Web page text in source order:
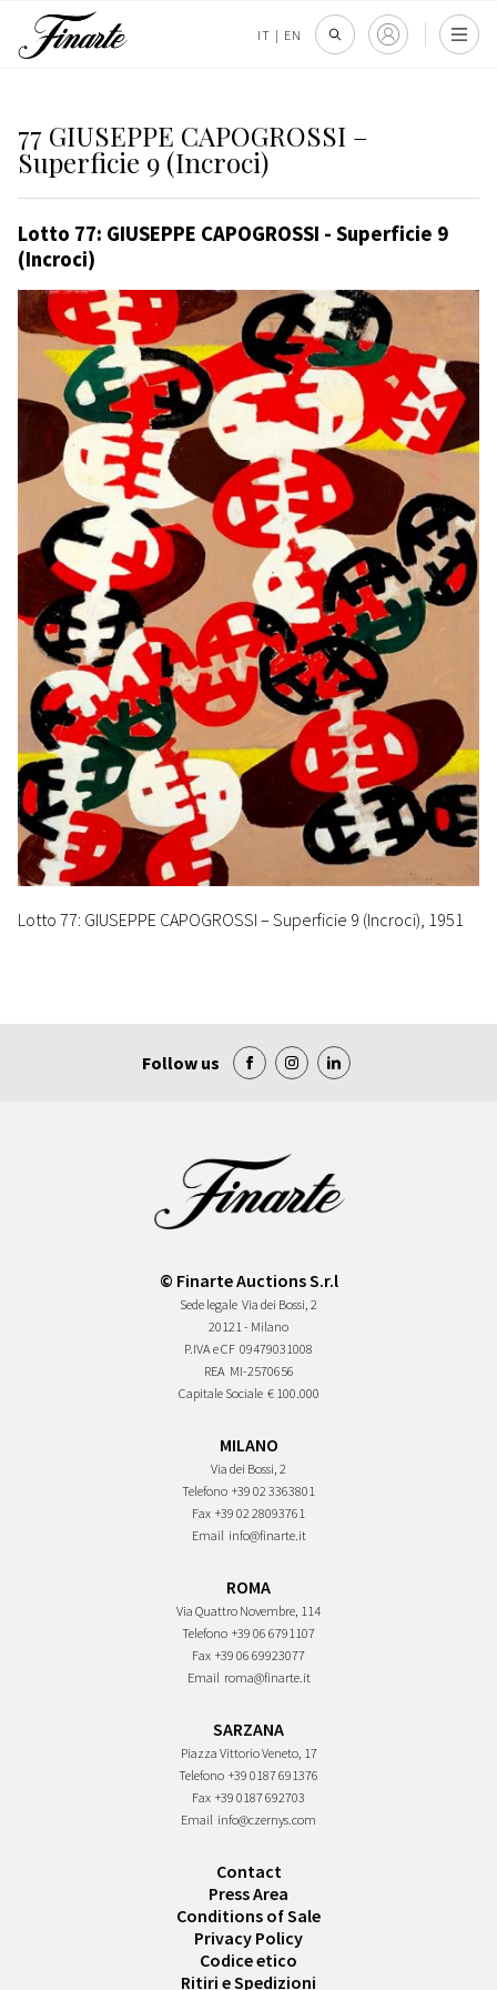
IT | EN
77 GIUSEPPE CAPOGROSSI –
Superficie 9 (Incroci)
Lotto 77: GIUSEPPE CAPOGROSSI - Superficie 9
(Incroci)
Lotto 77: GIUSEPPE CAPOGROSSI – Superficie 9 (Incroci), 1951
Follow us
© Finarte Auctions S.r.l
Sede legale Via dei Bossi, 2
20121 - Milano
P.IVA e CF 09479031008
REA MI-2570656
Capitale Sociale € 100.000
MILANO
Via dei Bossi, 2
Telefono +39 02 3363801
Fax +39 02 28093761
Email info@finarte.it
ROMA
Via Quattro Novembre, 114
Telefono +39 06 6791107
Fax +39 06 69923077
Email roma@finarte.it
SARZANA
Piazza Vittorio Veneto, 17
Telefono +39 0187 691376
Fax +39 0187 692703
Email info@czernys.com
Contact
Press Area
Conditions of Sale
Privacy Policy
Codice etico
Ritiri e Spedizioni